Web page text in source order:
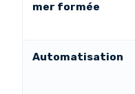
mer formée
Automatisation